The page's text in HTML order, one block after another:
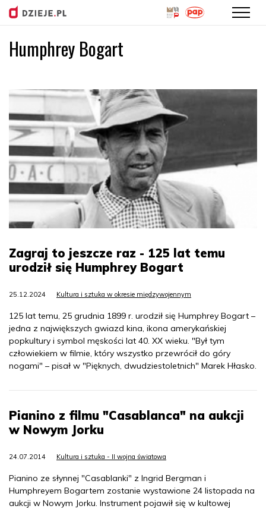
Humphrey Bogart
Zagraj to jeszcze raz - 125 lat temu
urodził się Humphrey Bogart
25.12.2024 Kultura i sztuka w okresie międzywojennym
125 lat temu, 25 grudnia 1899 r. urodził się Humphrey Bogart –
jedna z największych gwiazd kina, ikona amerykańskiej
popkultury i symbol męskości lat 40. XX wieku. "Był tym
człowiekiem w filmie, który wszystko przewrócił do góry
nogami" – pisał w "Pięknych, dwudziestoletnich" Marek Hłasko.
Pianino z filmu "Casablanca" na aukcji
w Nowym Jorku
24.07.2014 Kultura i sztuka - II wojna światowa
Pianino ze słynnej "Casablanki" z Ingrid Bergman i
Humphreyem Bogartem zostanie wystawione 24 listopada na
aukcji w Nowym Jorku. Instrument pojawił się w kultowej